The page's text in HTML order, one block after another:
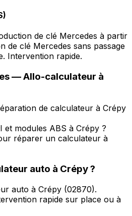
de clé Mercedes à partir
de clé Mercedes sans passage
Intervention rapide.
—Allo-calculateur à
de calculateur à Crépy
et modules ABS à Crépy ?
réparer un calculateur à
auto à Crépy?
auto à Crépy (02870).
rapide sur place ou à